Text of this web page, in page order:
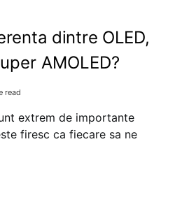
dintre OLED,
AMOLED?
read
extrem de importante
firesc ca fiecare sa ne